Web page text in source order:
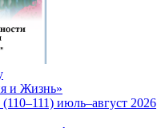
и Жизнь»
июль–август 2026